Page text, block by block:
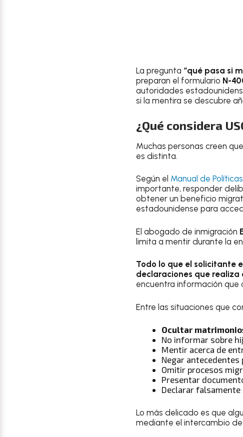
La pregunta “qué pasa si
preparan el formulario N-
autoridades
si la mentira se descubre
¿Qué considera
Muchas personas creen
es distinta.
Según el Manual de
importante, responder
obtener un beneficio
estadounidense para
El abogado de inmigración
limita a mentir durante la
Todo lo que el solicitante
declaraciones que
encuentra información
Entre las situaciones que
Ocultar
No informar sobre
Mentir acerca de
Negar
Omitir procesos
Presentar
Declarar
Lo más delicado es que
mediante el intercambio